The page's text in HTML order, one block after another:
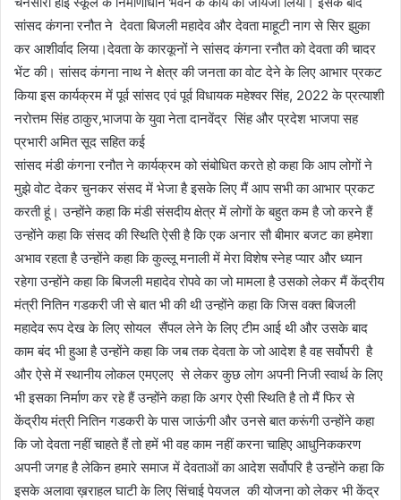
सांसद कंगना रनौत ने देवता बिजली महादेव और देवता माहूटी नाग से सिर झुका
कर आशीर्वाद लिया।देवता के कारकूनों ने सांसद कंगना रनौत को देवता की चादर
भेंट की। सांसद कंगना नाथ ने क्षेत्र की जनता का वोट देने के लिए आभार प्रकट
किया इस कार्यक्रम में पूर्व सांसद एवं पूर्व विधायक महेश्वर सिंह, 2022 के प्रत्याशी
नरोत्तम सिंह ठाकुर,भाजपा के युवा नेता दानवेंद्र सिंह और प्रदेश भाजपा सह
प्रभारी अमित सूद सहित कई
सांसद मंडी कंगना रनौत ने कार्यक्रम को संबोधित करते हो कहा कि आप लोगों ने
मुझे वोट देकर चुनकर संसद में भेजा है इसके लिए मैं आप सभी का आभार प्रकट
करती हूं। उन्होंने कहा कि मंडी संसदीय क्षेत्र में लोगों के बहुत कम है जो करने हैं
उन्होंने कहा कि संसद की स्थिति ऐसी है कि एक अनार सौ बीमार बजट का हमेशा
अभाव रहता है उन्होंने कहा कि कुल्लू मनाली में मेरा विशेष स्नेह प्यार और ध्यान
रहेगा उन्होंने कहा कि बिजली महादेव रोपवे का जो मामला है उसको लेकर मैं केंद्रीय
मंत्री नितिन गडकरी जी से बात भी की थी उन्होंने कहा कि जिस वक्त बिजली
महादेव रूप देख के लिए सोयल सैंपल लेने के लिए टीम आई थी और उसके बाद
काम बंद भी हुआ है उन्होंने कहा कि जब तक देवता के जो आदेश है वह सर्वोपरी है
और ऐसे में स्थानीय लोकल एमएलए से लेकर कुछ लोग अपनी निजी स्वार्थ के लिए
भी इसका निर्माण कर रहे हैं उन्होंने कहा कि अगर ऐसी स्थिति है तो मैं फिर से
केंद्रीय मंत्री नितिन गडकरी के पास जाऊंगी और उनसे बात करूंगी उन्होंने कहा
कि जो देवता नहीं चाहते हैं तो हमें भी वह काम नहीं करना चाहिए आधुनिककरण
अपनी जगह है लेकिन हमारे समाज में देवताओं का आदेश सर्वोपरि है उन्होंने कहा कि
इसके अलावा ख़राहल घाटी के लिए सिंचाई पेयजल की योजना को लेकर भी केंद्र